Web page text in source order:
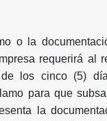
o la
requerirá al
los cinco (5)
para que
la